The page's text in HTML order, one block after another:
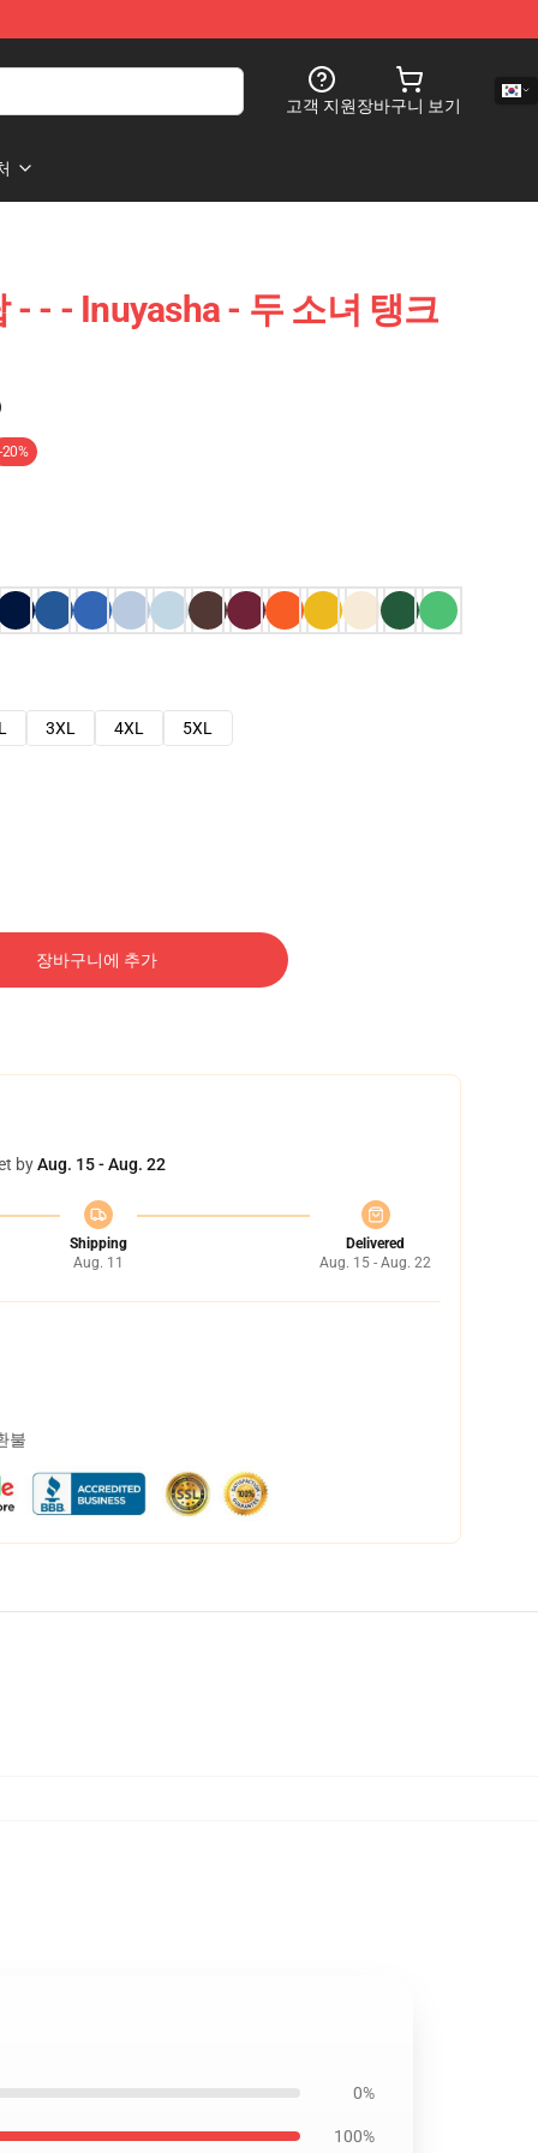
고객 지원장바구니 보기
- - - Inuyasha - 두 소녀 탱크
-20%
3XL 4XL
5XL
장바구니에 추가
byAug. 15 - Aug. 22
Shipping
Aug. 11
Delivered
Aug. 15 - Aug. 22
불
0%
100%